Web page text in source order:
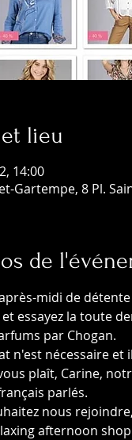
lieu
14:00
Gartempe, 8 Pl.
de
midi de
essayez la toute
par Chogan.
n'est nécessaire
plaît, Carine,
parlés.
nous
afternoon